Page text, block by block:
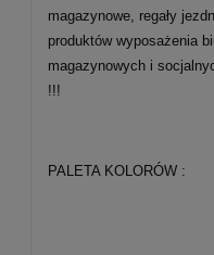
magazynowe, regały
produktów wyposażenia
magazynowych i
!!!
PALETA KOLORÓW :